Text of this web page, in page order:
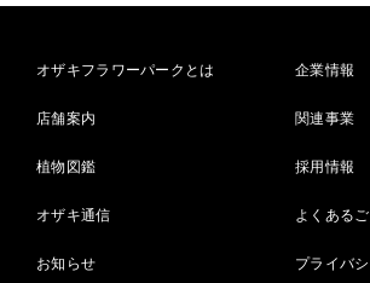
オザキフラワーパークとは
店舗案内
植物図鑑
オザキ通信
お知らせ
企業情報
関連事業
採用情報
よくある
プライバ